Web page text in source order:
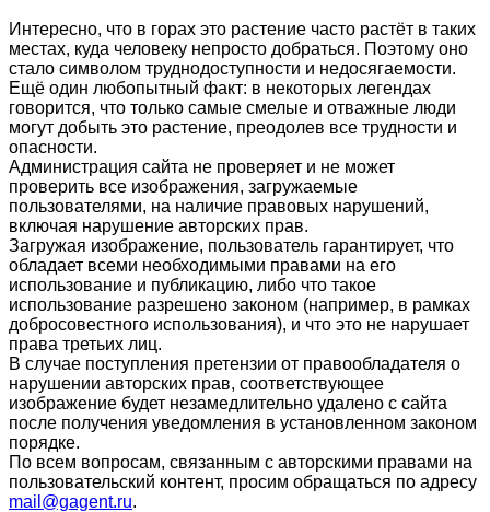
Интересно, что в горах это растение часто растёт в таких
местах, куда человеку непросто добраться. Поэтому оно
стало символом труднодоступности и недосягаемости.
Ещё один любопытный факт: в некоторых легендах
говорится, что только самые смелые и отважные люди
могут добыть это растение, преодолев все трудности и
опасности.
Администрация сайта не проверяет и не может
проверить все изображения, загружаемые
пользователями, на наличие правовых нарушений,
включая нарушение авторских прав.
Загружая изображение, пользователь гарантирует, что
обладает всеми необходимыми правами на его
использование и публикацию, либо что такое
использование разрешено законом (например, в рамках
добросовестного использования), и что это не нарушает
права третьих лиц.
В случае поступления претензии от правообладателя о
нарушении авторских прав, соответствующее
изображение будет незамедлительно удалено с сайта
после получения уведомления в установленном законом
порядке.
По всем вопросам, связанным с авторскими правами на
пользовательский контент, просим обращаться по адресу
mail@gagent.ru.